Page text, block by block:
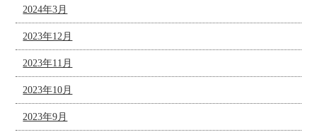
2024年3月
2023年12月
2023年11月
2023年10月
2023年9月